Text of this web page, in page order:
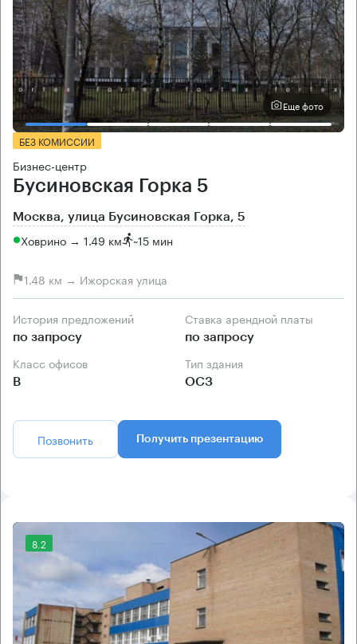
Еще фото
БЕЗ КОМИССИИ
Бизнес-центр
Бусиновская Горка 5
Москва, улица Бусиновская Горка, 5
Ховрино → 1.49 км ~15 мин
1.48 км → Ижорская улица
История предложений
по запросу
Ставка арендной платы
по запросу
Класс офисов
B
Тип здания
ОСЗ
Позвонить Получить презентацию
8.2